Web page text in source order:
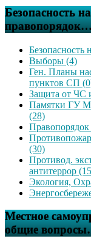
Безопасность
Безопасность
Выборы (4)
Ген. Планы
пунктов СП
Защита от ЧС
Памятки ГУ
(28)
Правопорядок
(30)
Противод.
антитеррор
Экология,
Местное
общие